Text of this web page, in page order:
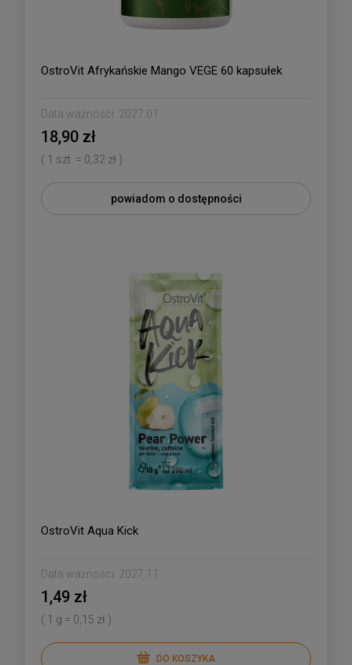
OstroVit Afrykańskie Mango VEGE 60 kapsułek
Data ważności: 2027.01
18,90 zł
( 1 szt. = 0,32 zł )
powiadom o dostępności
OstroVit Aqua Kick
Data ważności: 2027.11
1,49 zł
( 1 g = 0,15 zł )
DO KOSZYKA